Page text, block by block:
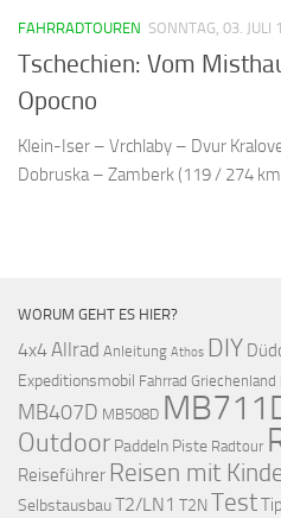
FAHRRADTOUREN SONNTAG, 03. JULI
Tschechien: Vom
Opocno
Klein-Iser – Vrchlaby – Dvur
Dobruska – Zamberk (119 / 274
WORUM GEHT ES HIER?
4x4 Allrad Anleitung Athos DIY
Expeditionsmobil Fahrrad Griechenland
MB407D MB508D
Outdoor Paddeln Piste Radtour
Reiseführer Reisen mit
SelbstausbauT2/LN1 T2N Test